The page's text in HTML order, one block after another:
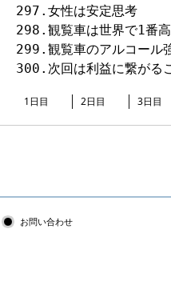
297.女性は安定思考
298.観覧車は世界で1番
299.観覧車のアルコール
300.次回は利益に繋がる
1日目 2日目 3日目
お問い合わせ